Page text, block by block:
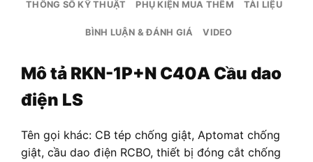
THÔNG SỐ KỸ THUẬT PHỤ KIỆN MUA THÊM TÀI LIỆU
BÌNH LUẬN & ĐÁNH GIÁ VIDEO
Mô tả RKN-1P+N C40A Cầu dao
điện LS
Tên gọi khác: CB tép chống giật, Aptomat chống
giật, cầu dao điện RCBO, thiết bị đóng cắt chống